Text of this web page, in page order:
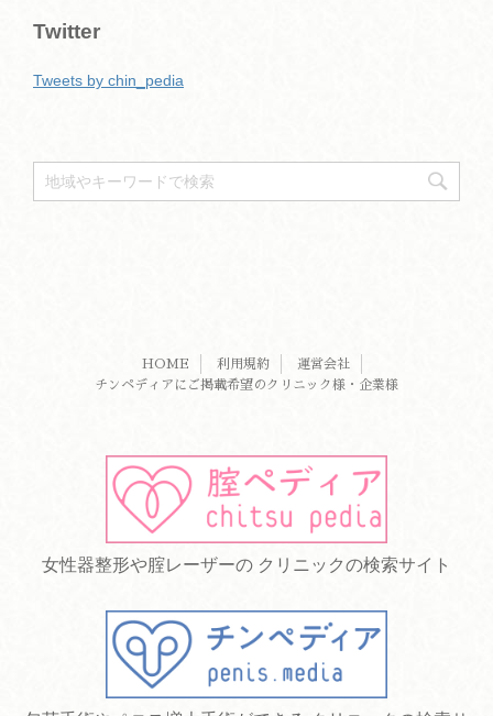
Twitter
Tweets by chin_pedia
HOME 利用規約
運営会社
チンペディアにご掲載希望のクリニック様・企業様
女性器整形や腟レーザーの クリニックの検索サイト